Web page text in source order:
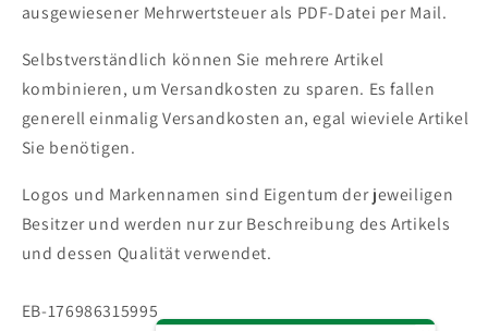
ausgewiesener Mehrwertsteuer als PDF-Datei per Mail.
Selbstverständlich können Sie mehrere Artikel
kombinieren, um Versandkosten zu sparen. Es fallen
generell einmalig Versandkosten an, egal wieviele Artikel
Sie benötigen.
Logos und Markennamen sind Eigentum der jeweiligen
Besitzer und werden nur zur Beschreibung des Artikels
und dessen Qualität verwendet.
SKU:
EB-176986315995